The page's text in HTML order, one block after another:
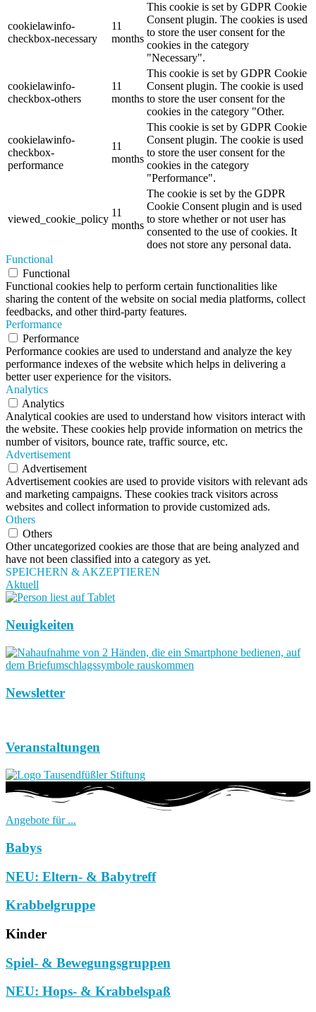
cookielawinfo-
checkbox-necessary
11
months
This cookie is set by GDPR Cookie
Consent plugin. The cookies is used
to store the user consent for the
cookies in the category
"Necessary".
cookielawinfo-
checkbox-others
11
months
This cookie is set by GDPR Cookie
Consent plugin. The cookie is used
to store the user consent for the
cookies in the category "Other.
cookielawinfo-
checkbox-
performance
11
months
This cookie is set by GDPR Cookie
Consent plugin. The cookie is used
to store the user consent for the
cookies in the category
"Performance".
viewed_cookie_policy
11
months
The cookie is set by the GDPR
Cookie Consent plugin and is used
to store whether or not user has
consented to the use of cookies. It
does not store any personal data.
Functional
Functional
Functional cookies help to perform certain functionalities like
sharing the content of the website on social media platforms, collect
feedbacks, and other third-party features.
Performance
Performance
Performance cookies are used to understand and analyze the key
performance indexes of the website which helps in delivering a
better user experience for the visitors.
Analytics
Analytics
Analytical cookies are used to understand how visitors interact with
the website. These cookies help provide information on metrics the
number of visitors, bounce rate, traffic source, etc.
Advertisement
Advertisement
Advertisement cookies are used to provide visitors with relevant ads
and marketing campaigns. These cookies track visitors across
websites and collect information to provide customized ads.
Others
Others
Other uncategorized cookies are those that are being analyzed and
have not been classified into a category as yet.
SPEICHERN & AKZEPTIEREN
Aktuell
Neuigkeiten
Newsletter
Veranstaltungen
Angebote für ...
Babys
NEU: Eltern- & Babytreff
Krabbelgruppe
Kinder
Spiel- & Bewegungsgruppen
NEU: Hops- & Krabbelspaß